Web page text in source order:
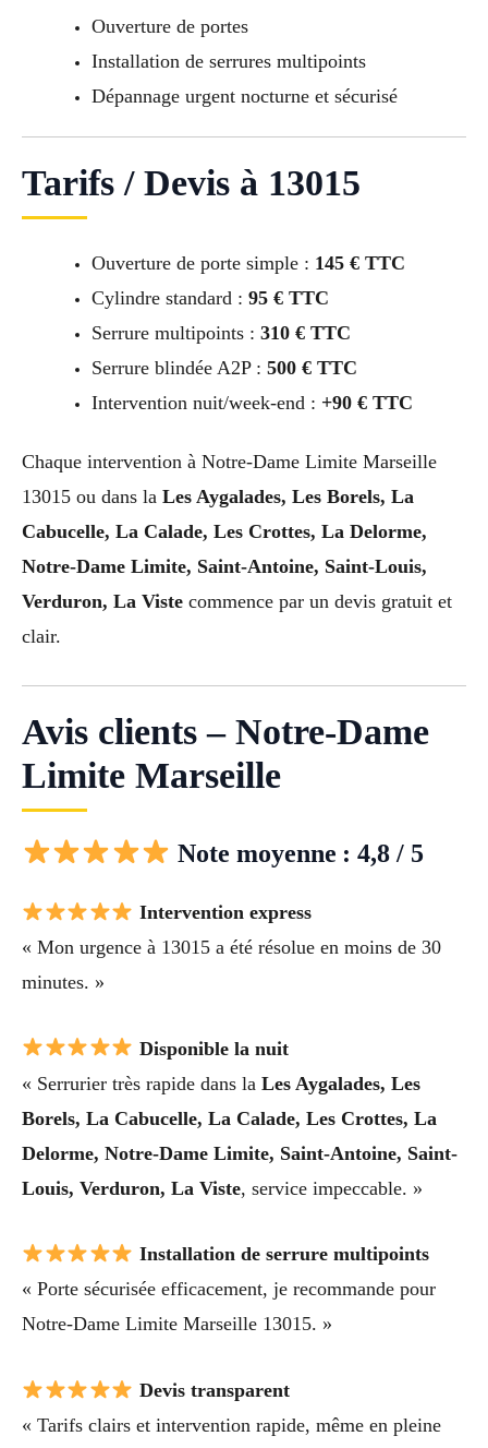
Ouverture de portes
Installation de serrures multipoints
Dépannage urgent nocturne et sécurisé
Tarifs / Devis à 13015
Ouverture de porte simple : 145 € TTC
Cylindre standard : 95 € TTC
Serrure multipoints : 310 € TTC
Serrure blindée A2P : 500 € TTC
Intervention nuit/week-end : +90 € TTC
Chaque intervention à Notre-Dame Limite Marseille
13015 ou dans la Les Aygalades, Les Borels, La
Cabucelle, La Calade, Les Crottes, La Delorme,
Notre-Dame Limite, Saint-Antoine, Saint-Louis,
Verduron, La Viste commence par un devis gratuit et
clair.
Avis clients – Notre-Dame
Limite Marseille
Note moyenne : 4,8 / 5
Intervention express
« Mon urgence à 13015 a été résolue en moins de 30
minutes. »
Disponible la nuit
« Serrurier très rapide dans la Les Aygalades, Les
Borels, La Cabucelle, La Calade, Les Crottes, La
Delorme, Notre-Dame Limite, Saint-Antoine, Saint-
Louis, Verduron, La Viste, service impeccable. »
Installation de serrure multipoints
« Porte sécurisée efficacement, je recommande pour
Notre-Dame Limite Marseille 13015. »
Devis transparent
« Tarifs clairs et intervention rapide, même en pleine